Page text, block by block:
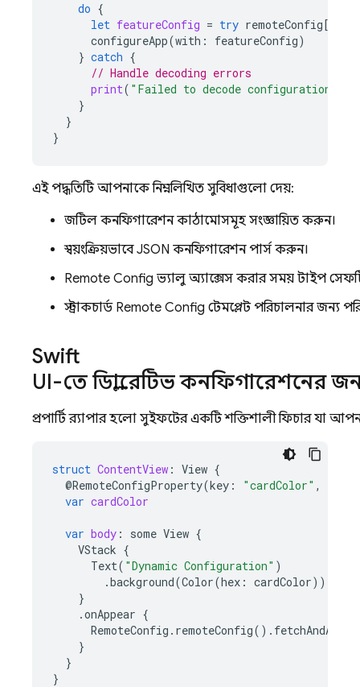
do {
let featureConfig = try remoteConfig[
configureApp(with : featureConfig)
} catch {
// Handle decoding errors
print( "Failed to decode configuration:
}
}
}
এই পদ্ধতিটি আপনাকে নিম্নলিখিত সুবিধাগুলো দেয়:
জটিল কনফিগারেশন কাঠামোসমূহ সংজ্ঞায়িত করুন।
স্বয়ংক্রিয়ভাবে JSON কনফিগারেশন পার্স করুন।
Remote Config ভ্যালু অ্যাক্সেস করার সময় টাইপ
স্ট্রাকচার্ড Remote Config টেমপ্লেট পরিচালনার জন্য
Swift
UI-তে ডিক্লারেটিভ কনফিগারেশনের
প্রপার্টি র‍্যাপার হলো সুইফটের একটি শক্তিশালী ফিচার, যা
struct ContentView : View {
@RemoteConfigProperty(key : "cardColor" ,
var cardColor
var body : some View {
VStack {
Text( "Dynamic Configuration" )
.background(Color(hex : cardColor))
}
.onAppear {
RemoteConfig . remoteConfig().
}
}
}